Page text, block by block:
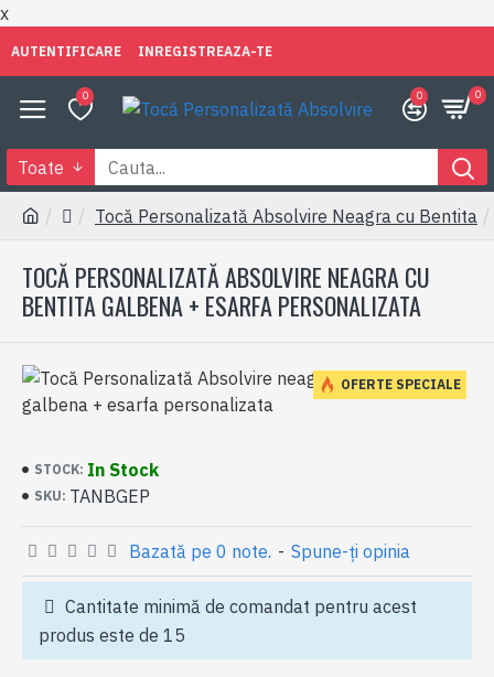
x
AUTENTIFICARE INREGISTREAZA-TE
0 0 0
Toate
Tocă Personalizată Absolvire Neagra cu Bentita
TOCĂ PERSONALIZATĂ ABSOLVIRE NEAGRA CU
BENTITA GALBENA + ESARFA PERSONALIZATA
OFERTE SPECIALE
STOCK: In Stock
SKU: TANBGEP
Bazată pe 0 note. - Spune-ţi opinia
Cantitate minimă de comandat pentru acest
produs este de 15